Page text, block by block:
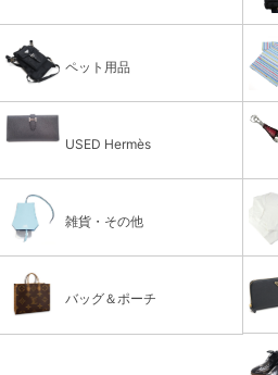
ペット用品
USED Hermès
雑貨・その他
バッグ＆ポーチ